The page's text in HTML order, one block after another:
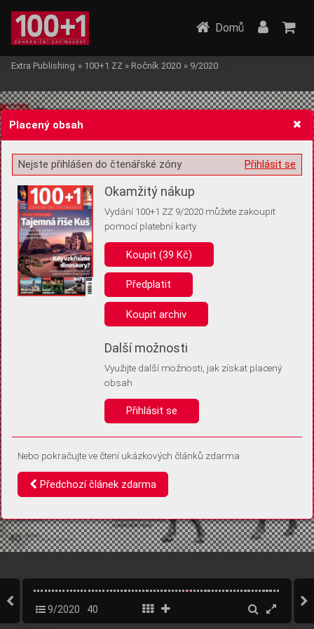
Žádost o souhlas s ukládáním volitelných informací
Pro základní fungování webu nepotřebujeme ukládat žádné informace
(tzv. cookies apod.). Rádi bychom vás ale požádali o souhlas s
uložením volitelných informací:
Anonymní unikátní ID
Díky němu příště poznáme, že se jedná o stejné zařízení, a
Identifikátor je zcela anonymní.
Vaše souhlasy a odmítnutí si ukládáme do vašeho zařízení, abychom se
vás už příště znovu neptali. Můžete je kdykoli později upravit ve Správě
Domů
Extra Publishing » 100+1 ZZ » Ročník 2020 » 9/2020
9/2020 40
Placený obsah
Přihlásit se
Nejste přihlášen do čtenářské zóny
Okamžitý nákup
Vydání 100+1 ZZ 9/2020 můžete zakoupit
pomocí platební karty
Koupit (39 Kč)
Předplatit
Koupit archiv
Další možnosti
Využijte další možnosti, jak získat placený
obsah
Přihlásit se
Nebo pokračujte ve čtení ukázkových článků zdarma
Předchozí článek zdarma